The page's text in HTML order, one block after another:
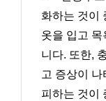
화하는 것이
옷을 입고
니다. 또한,
고 증상이
피하는 것이